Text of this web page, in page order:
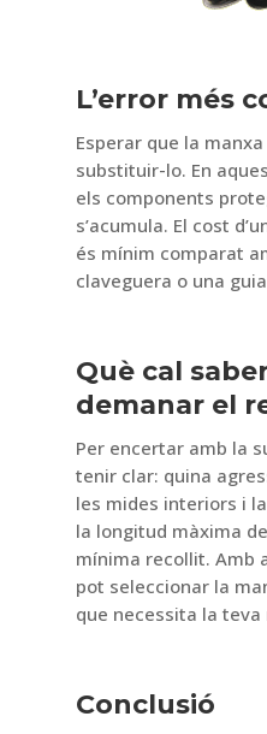
L’error més
Esperar que la
substituir-lo. En
els components
s’acumula. El cost
és mínim comparat
claveguera o una
Què cal
demanar el
Per encertar amb la
tenir clar: quina
les mides interiors i
la longitud màxima
mínima recollit. Amb
pot seleccionar la
que necessita la teva
Conclusió